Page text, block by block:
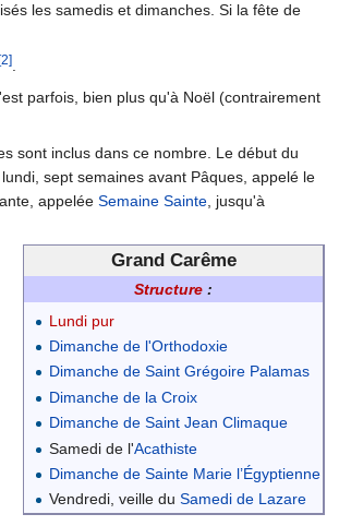
les samedis et dimanches. Si la fête de
[2].
parfois, bien plus qu'à Noël (contrairement
sont inclus dans ce nombre. Le début du
sept semaines avant Pâques, appelé le
appelée Semaine Sainte, jusqu'à
Grand Carême
Structure :
Lundi pur
Dimanche de l'Orthodoxie
Dimanche de Saint Grégoire Palamas
Dimanche de la Croix
Dimanche de Saint Jean Climaque
Samedi de l'Acathiste
Dimanche de Sainte Marie l’Égyptienne
Vendredi, veille duSamedi de Lazare